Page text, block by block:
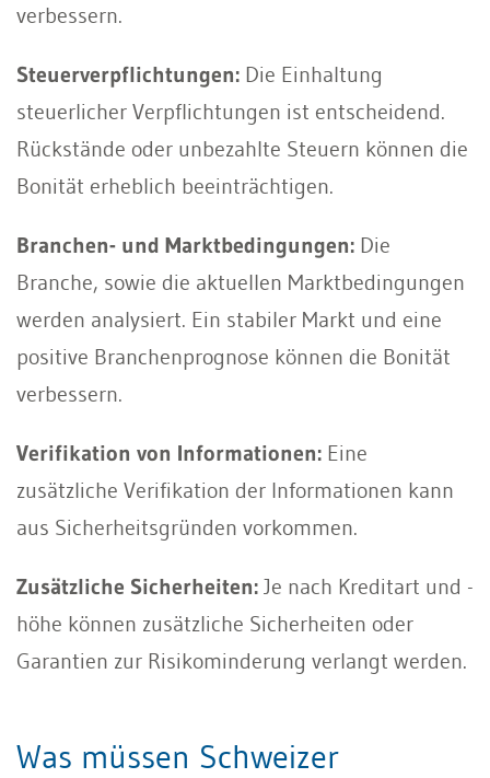
verbessern.
Steuerverpflichtungen: Die Einhaltung
steuerlicher Verpflichtungen ist entscheidend.
Rückstände oder unbezahlte Steuern können die
Bonität erheblich beeinträchtigen.
Branchen- und Marktbedingungen: Die
Branche, sowie die aktuellen Marktbedingungen
werden analysiert. Ein stabiler Markt und eine
positive Branchenprognose können die Bonität
verbessern.
Verifikation von Informationen: Eine
zusätzliche Verifikation der Informationen kann
aus Sicherheitsgründen vorkommen.
Zusätzliche Sicherheiten: Je nach Kreditart und -
höhe können zusätzliche Sicherheiten oder
Garantien zur Risikominderung verlangt werden.
Was müssen Schweizer